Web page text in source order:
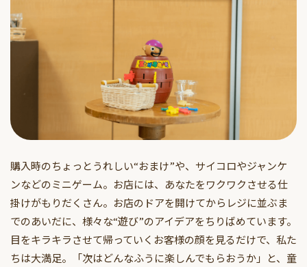
購入時のちょっとうれしい“おまけ”や、サイコロやジャンケ
ンなどのミニゲーム。お店には、あなたをワクワクさせる仕
掛けがもりだくさん。お店のドアを開けてからレジに並ぶま
でのあいだに、様々な“遊び”のアイデアをちりばめています。
目をキラキラさせて帰っていくお客様の顔を見るだけで、私た
ちは大満足。「次はどんなふうに楽しんでもらおうか」と、童